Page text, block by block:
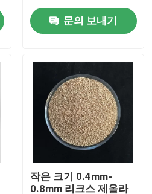
문의 보내기
작은 크기 0.4mm-
0.8mm 리크스 제올라